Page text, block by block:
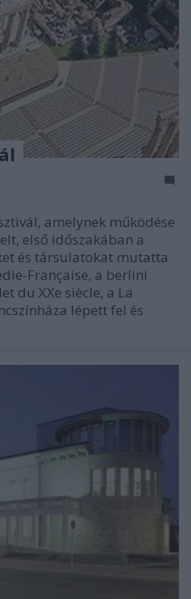
amelynek működése
első időszakában a
és társulatokat mutatta
Française, a berlini
du XXe siècle, a La
lépett fel és